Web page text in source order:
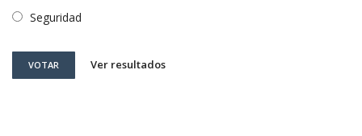
Seguridad
VOTAR Ver resultados